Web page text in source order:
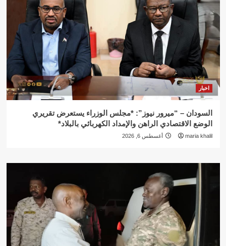
اخبار
السودان – “ميرور نيوز”: *مجلس الوزراء يستعرض تقريري
الوضع الاقتصادي الراهن والإمداد الكهربائي بالبلاد*
maria khalil أغسطس 6, 2026